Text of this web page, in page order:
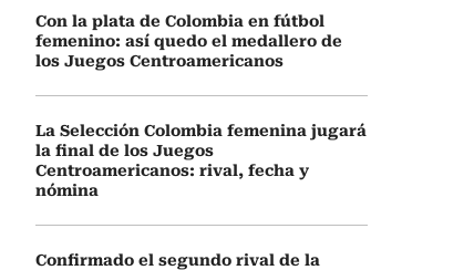
Con la plata de Colombia en fútbol
femenino: así quedo el medallero de
los Juegos Centroamericanos
La Selección Colombia femenina jugará
la final de los Juegos
Centroamericanos: rival, fecha y
nómina
Confirmado el segundo rival de la